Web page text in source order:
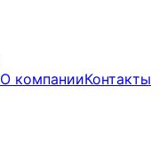
О компанииКонтакты